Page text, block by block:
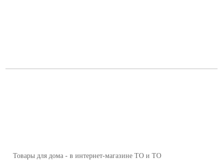
Товары для дома - в интернет-магазине ТО и ТО